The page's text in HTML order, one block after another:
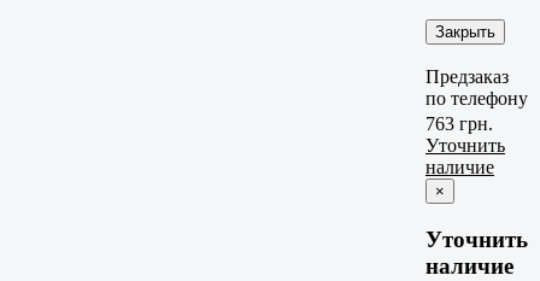
Закрыть
Предзаказ
по телефону
763 грн.
Уточнить
наличие
×
Уточнить
наличие